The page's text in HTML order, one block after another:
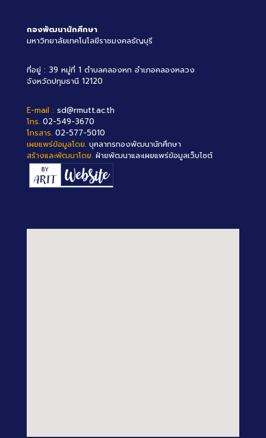
กองพัฒนานักศึกษา
มหาวิทยาลัยเทคโนโลยีราชมงคลธัญบุรี
ที่อยู่ : 39 หมู่ที่ 1 ตำบลคลองหก อำเภอคลองหลวง
จังหวัดปทุมธานี 12120
E-mail : sd@rmutt.ac.th
โทร. 02-549-3670
โทรสาร. 02-577-5010
เผยแพร่ข้อมูลโดย. บุคลากรกองพัฒนานักศึกษา
สร้างและพัฒนาโดย. ฝ่ายพัฒนาและเผยแพร่ข้อมูลเว็บไซต์